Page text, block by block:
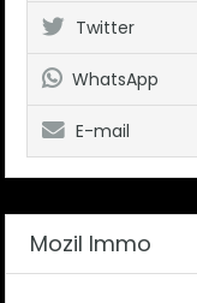
Twitter
WhatsApp
E-mail
Mozil Immo